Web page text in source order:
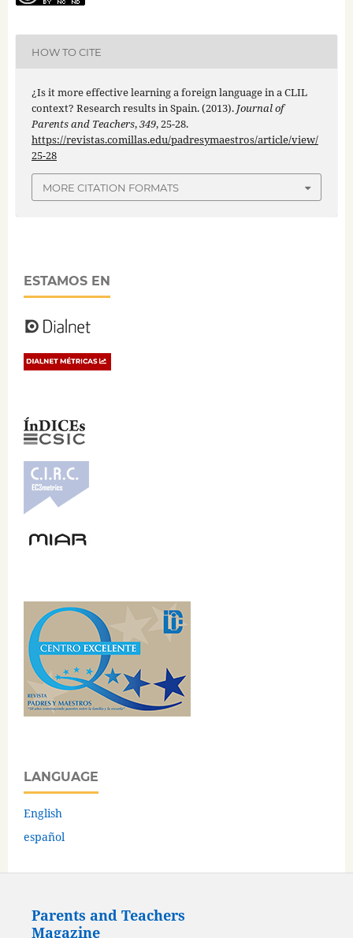
HOW TO CITE
¿Is it more effective learning a foreign language in a CLIL
context? Research results in Spain. (2013). Journal of
Parents and Teachers,349, 25-28.
https://revistas.comillas.edu/padresymaestros/article/view/
25-28
MORE CITATION FORMATS
ESTAMOS EN
LANGUAGE
English
español
Parents and Teachers
Magazine